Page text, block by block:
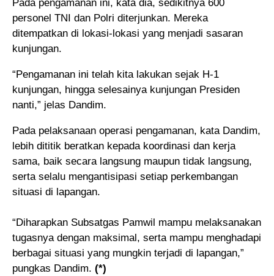
Pada pengamanan ini, kata dia, sedikitnya 600
personel TNI dan Polri diterjunkan. Mereka
ditempatkan di lokasi-lokasi yang menjadi sasaran
kunjungan.
“Pengamanan ini telah kita lakukan sejak H-1
kunjungan, hingga selesainya kunjungan Presiden
nanti,” jelas Dandim.
Pada pelaksanaan operasi pengamanan, kata Dandim,
lebih dititik beratkan kepada koordinasi dan kerja
sama, baik secara langsung maupun tidak langsung,
serta selalu mengantisipasi setiap perkembangan
situasi di lapangan.
“Diharapkan Subsatgas Pamwil mampu melaksanakan
tugasnya dengan maksimal, serta mampu menghadapi
berbagai situasi yang mungkin terjadi di lapangan,”
pungkas Dandim. (*)